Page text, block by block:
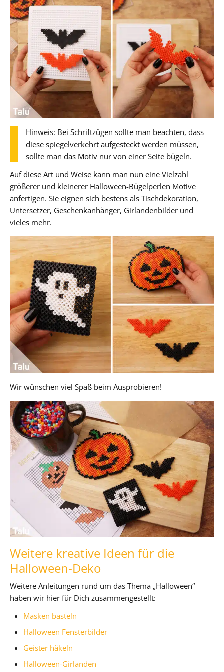
Hinweis: Bei Schriftzügen sollte man beachten, dass
diese spiegelverkehrt aufgesteckt werden müssen,
sollte man das Motiv nur von einer Seite bügeln.
Auf diese Art und Weise kann man nun eine Vielzahl
größerer und kleinerer Halloween-Bügelperlen Motive
anfertigen. Sie eignen sich bestens als Tischdekoration,
Untersetzer, Geschenkanhänger, Girlandenbilder und
vieles mehr.
Wir wünschen viel Spaß beim Ausprobieren!
Weitere kreative Ideen für die
Halloween-Deko
Weitere Anleitungen rund um das Thema „Halloween“
haben wir hier für Dich zusammengestellt:
Masken basteln
Halloween Fensterbilder
Geister häkeln
Halloween-Girlanden